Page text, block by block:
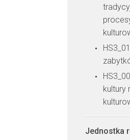
kultury
Jednostka